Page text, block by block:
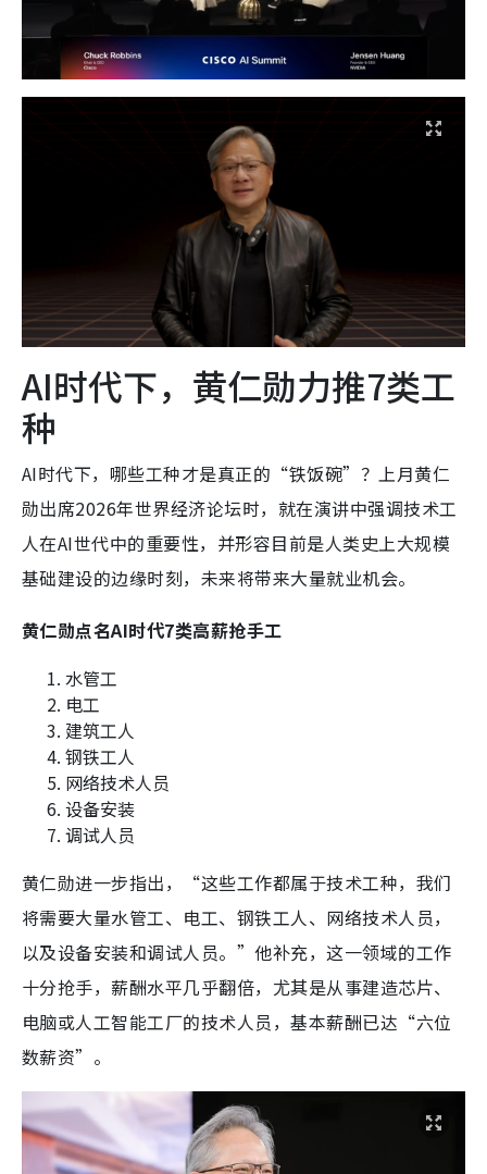
AI时代下，黄仁勋力推7类工
种
AI时代下，哪些工种才是真正的“铁饭碗”？上月黄仁
勋出席2026年世界经济论坛时，就在演讲中强调技术工
人在AI世代中的重要性，并形容目前是人类史上大规模
基础建设的边缘时刻，未来将带来大量就业机会。
黄仁勋点名AI时代7类高薪抢手工
水管工
电工
建筑工人
钢铁工人
网络技术人员
设备安装
调试人员
黄仁勋进一步指出，“这些工作都属于技术工种，我们
将需要大量水管工、电工、钢铁工人、网络技术人员，
以及设备安装和调试人员。”他补充，这一领域的工作
十分抢手，薪酬水平几乎翻倍，尤其是从事建造芯片、
电脑或人工智能工厂的技术人员，基本薪酬已达“六位
数薪资”。